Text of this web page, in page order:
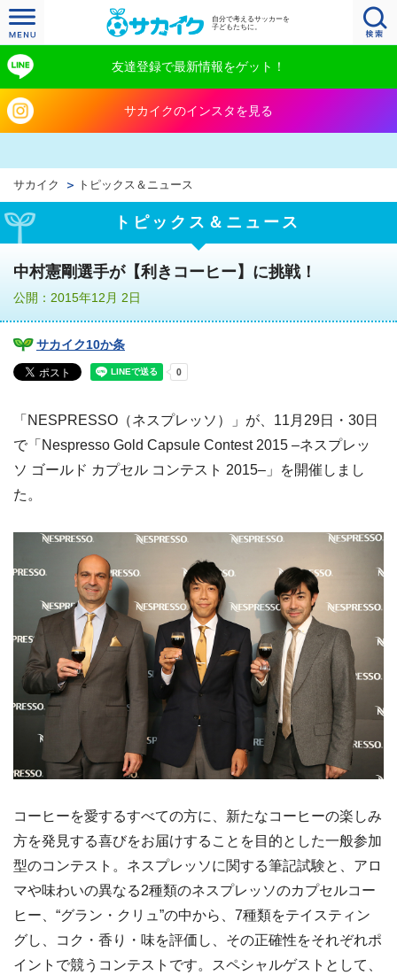
自分で考えるサッカーを
子どもたちに。
友達登録で最新情報をゲット！
サカイクのインスタを見る
サカイク トピックス＆ニュース
トピックス＆ニュース
中村憲剛選手が【利きコーヒー】に挑戦！
公開：2015年12月 2日
サカイク10か条
「NESPRESSO（ネスプレッソ）」が、11月29日・30日
で「Nespresso Gold Capsule Contest 2015 –ネスプレッ
ソ ゴールド カプセル コンテスト 2015–」を開催しまし
た。
コーヒーを愛するすべての方に、新たなコーヒーの楽しみ
方を発見する喜びをお届けすることを目的とした一般参加
型のコンテスト。ネスプレッソに関する筆記試験と、アロ
マや味わいの異なる2種類のネスプレッソのカプセルコー
ヒー、“グラン・クリュ”の中から、7種類をテイスティン
グし、コク・香り・味を評価し、その正確性をそれぞれポ
イントで競うコンテストです。スペシャルゲストとして、